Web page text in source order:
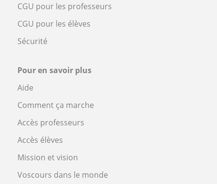
CGU pour les professeurs
CGU pour les élèves
Sécurité
Pour en savoir plus
Aide
Comment ça marche
Accès professeurs
Accès élèves
Mission et vision
Voscours dans le monde